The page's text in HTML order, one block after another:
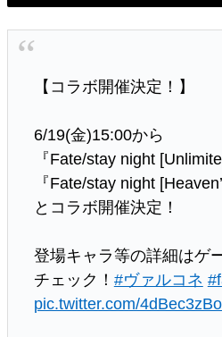
【コラボ開催決定！】
6/19(金)15:00から
『Fate/stay night
『Fate/stay night
とコラボ開催決定！
登場キャラ等の詳細はゲ
チェック！ #ヴァルコネ
pic.twitter.com/